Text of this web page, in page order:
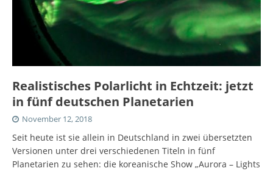
Realistisches Polarlicht in Echtzeit: jetzt
in fünf deutschen Planetarien
November 12, 2018
Seit heute ist sie allein in Deutschland in zwei übersetzten
Versionen unter drei verschiedenen Titeln in fünf
Planetarien zu sehen: die koreanische Show „Aurora – Lights